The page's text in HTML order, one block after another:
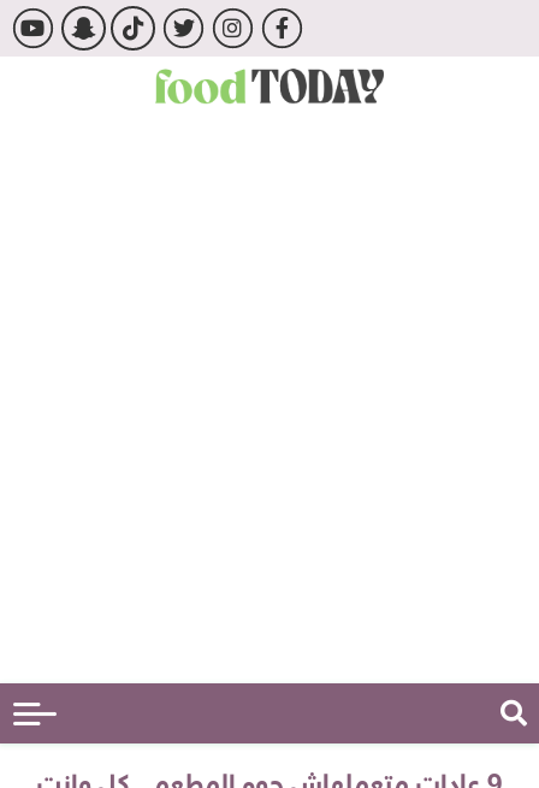
9 عادات متعملهاش جوه المطعم.. كل وانت